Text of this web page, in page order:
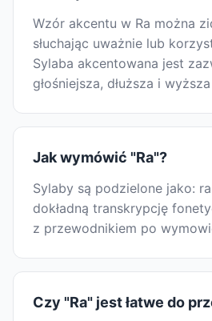
Wzór akcentu w Ra można
słuchając uważnie lub
Sylaba akcentowana jest
głośniejsza, dłuższa i
Jak wymówić "Ra"?
Sylaby są podzielone jako:
dokładną transkrypcję
z przewodnikiem po
Czy "Ra" jest łatwe do